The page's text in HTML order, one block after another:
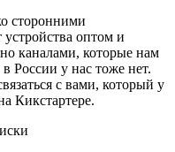
сторонними
оптом и
каналами, которые нам
России у нас тоже нет.
с вами, который у
Кикстартере.